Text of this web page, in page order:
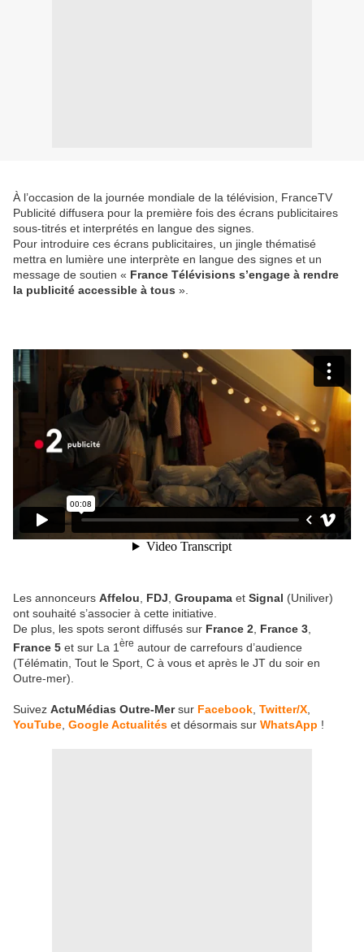
À l’occasion de la journée mondiale de la télévision, FranceTV
Publicité diffusera pour la première fois des écrans publicitaires
sous-titrés et interprétés en langue des signes.
Pour introduire ces écrans publicitaires, un jingle thématisé
mettra en lumière une interprète en langue des signes et un
message de soutien « France Télévisions s’engage à rendre
la publicité accessible à tous ».
Les annonceurs Affelou FDJ Groupama et Signal (Uniliver)
ont souhaité s’associer à cette initiative.
De plus, les spots seront diffusés sur France 2 France 3
France 5 et sur La 1 ère autour de carrefours d’audience
(Télématin, Tout le Sport, C à vous et après le JT du soir en
Outre-mer).
Suivez ActuMédias Outre-Mersur Facebook Twitter/X
YouTube Google Actualités et désormais sur WhatsApp !